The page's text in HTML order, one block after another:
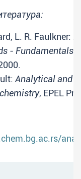
L. R. Faulkner:
- Fundamentals
Analytical and
, EPEL